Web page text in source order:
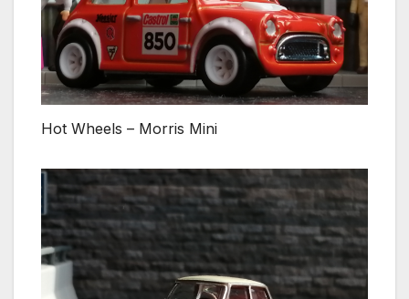
Hot Wheels – Morris Mini